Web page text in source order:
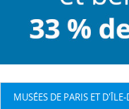
MUSÉES DE PARIS ET